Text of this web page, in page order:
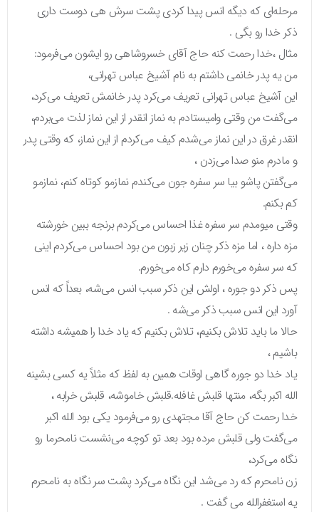
مرحله‌ای که دیگه انس پیدا کردی پشت سرش هی دوست داری
ذکر خدا رو بگی .
مثال ،خدا رحمت کنه حاج آقای خسروشاهی رو ایشون می‌فرمود:
من یه پدر خانمی داشتم به نام آشیخ عباس تهرانی،
این آشیخ عباس تهرانی تعریف می‌کرد پدر خانمش تعریف می‌کرد،
می‌گفت من وقتی وامیستادم به نماز انقدر از این نماز لذت می‌بردم،
انقدر غرق در این نماز می‌شدم کیف می‌کردم از این نماز، که وقتی پدر
و مادرم منو صدا می‌زدن ،
می‌گفتن پاشو بیا سر سفره جون می‌کندم نمازمو کوتاه کنم، نمازمو
کم بکنم.
وقتی میومدم سر سفره غذا احساس می‌کردم برنجه ببین خورشته
مزه داره ، اما مزه ذکر چنان زیر زبون من بود احساس می‌کردم اینی
که سر سفره می‌خورم دارم کاه می‌خورم.
پس ذکر دو جوره ، اولش این ذکر سبب انس می‌شه، بعداً که انس
آورد این انس سبب ذکر می‌شه .
حالا ما باید تلاش بکنیم، تلاش بکنیم که یاد خدا را همیشه داشته
باشیم ،
یاد خدا دو جوره گاهی اوقات همین به لفظ که مثلاً یه کسی بشینه
الله اکبر بگه، منتها قلبش غافله.قلبش خاموشه، قلبش خرابه ،
خدا رحمت کن حاج آقا مجتهدی رو می‌فرمود یکی بود الله اکبر
می‌گفت ولی قلبش مرده بود بعد تو کوچه می‌نشست نامحرما رو
نگاه می‌کرد،
زن نامحرم که رد می‌شد این نگاه می‌کرد پشت سر نگاه به نامحرم
یه استغفرالله می گفت .